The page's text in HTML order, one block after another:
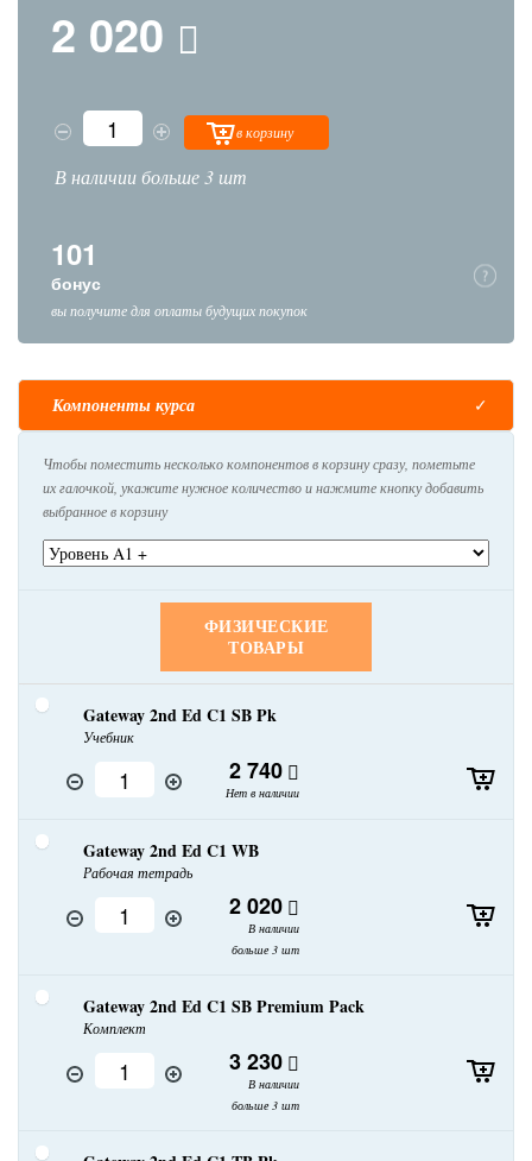
2 020
в корзину
В наличии больше 3 шт
101
бонус
вы получите для оплаты будущих покупок
Компоненты курса
Чтобы поместить несколько компонентов в корзину сразу, пометьте
их галочкой, укажите нужное количество и нажмите кнопку добавить
выбранное в корзину
ФИЗИЧЕСКИЕ
ТОВАРЫ
Gateway 2nd Ed C1 SB Pk
Учебник
2 740
Нет в наличии
Gateway 2nd Ed C1 WB
Рабочая тетрадь
2 020
В наличии
больше 3 шт
Gateway 2nd Ed C1 SB Premium Pack
Комплект
3 230
В наличии
больше 3 шт